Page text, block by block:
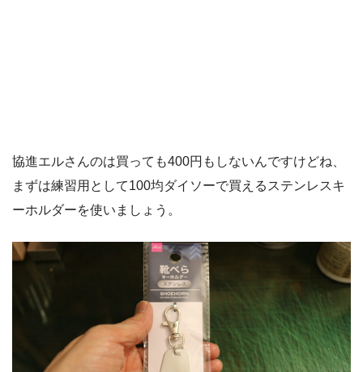
協進エルさんのは買っても400円もしないんですけどね、
まずは練習用として100均ダイソーで買えるステンレスキ
ーホルダーを使いましょう。